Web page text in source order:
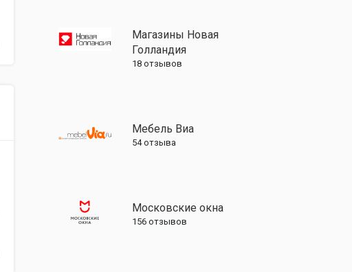
Магазины Новая
Голландия
18отзывов
Мебель Виа
54отзыва
Московские окна
156отзывов